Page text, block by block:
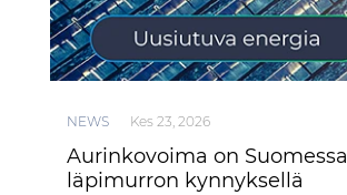
NEWS Kes 23, 2026
Aurinkovoima on Suomessa
läpimurron kynnyksellä